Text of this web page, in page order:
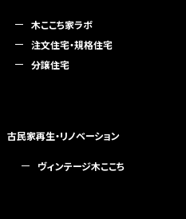
木ここち家ラボ
注文住宅・規格住宅
分譲住宅
古民家再生・リノベーション
ヴィンテージ木ここち